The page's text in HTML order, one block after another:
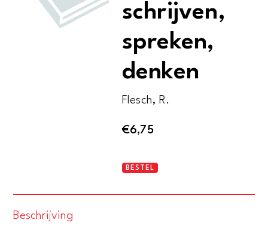
schrijven,
spreken,
denken
Flesch, R.
€6,75
Helder
BESTEL
Beschrijving